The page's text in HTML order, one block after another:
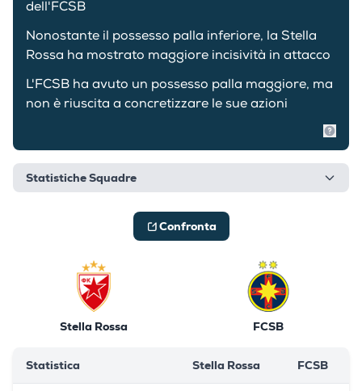
dell'FCSB
Nonostante il possesso palla inferiore, la Stella
Rossa ha mostrato maggiore incisività in attacco
L'FCSB ha avuto un possesso palla maggiore, ma
non è riuscita a concretizzare le sue azioni
Statistiche Squadre
Confronta
Stella Rossa FCSB
Statistica Stella Rossa FCSB